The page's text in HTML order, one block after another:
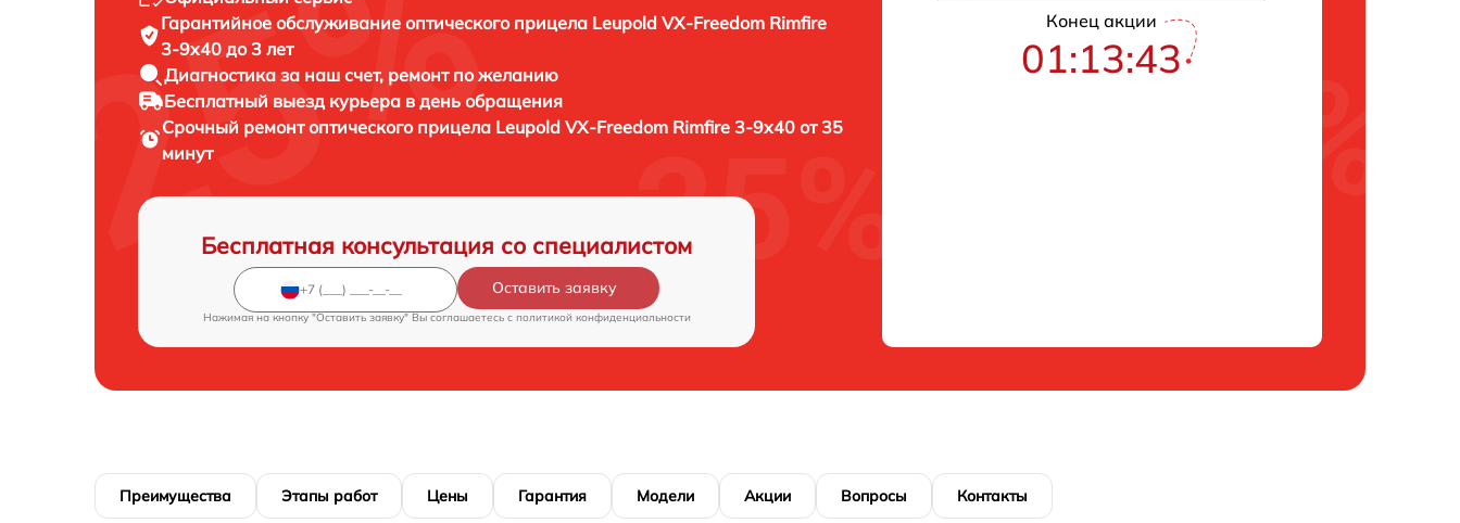
Гарантийное обслуживание оптического прицела Leupold VX-Freedom Rimfire
3-9x40 до 3 лет
Диагностика за наш счет, ремонт по желанию
Бесплатный выезд курьера в день обращения
Срочный ремонтоптического прицела Leupold VX-Freedom Rimfire 3-9x40 от 35
минут
Бесплатная консультация со специалистом
Оставить заявку
Нажимая на кнопку "Оставить заявку" Вы соглашаетесь c политикой конфиденциальности
Конец акции
01:13:42
Преимущества Этапы работ Цены Гарантия Модели Акции Вопросы Контакты